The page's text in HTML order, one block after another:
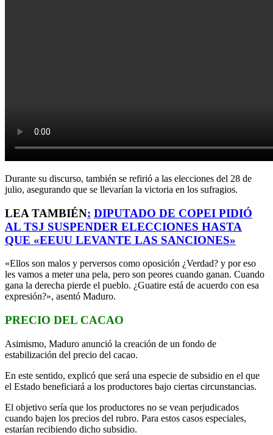
Durante su discurso, también se refirió a las elecciones del 28 de
julio, asegurando que se llevarían la victoria en los sufragios.
LEA TAMBIÉN: DIPUTADO DE COPEI PIDIÓ
AL TSJ SUSPENDER ELECCIONES HASTA
QUE «EEUU LEVANTE LAS SANCIONES»
«Ellos son malos y perversos como oposición ¿Verdad? y por eso
les vamos a meter una pela, pero son peores cuando ganan. Cuando
gana la derecha pierde el pueblo. ¿Guatire está de acuerdo con esa
expresión?», asentó Maduro.
PRECIO DEL CACAO
Asimismo, Maduro anunció la creación de un fondo de
estabilización del precio del cacao.
En este sentido, explicó que será una especie de subsidio en el que
el Estado beneficiará a los productores bajo ciertas circunstancias.
El objetivo sería que los productores no se vean perjudicados
cuando bajen los precios del rubro. Para estos casos especiales,
estarían recibiendo dicho subsidio.